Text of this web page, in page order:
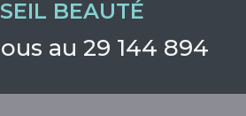
BEAUTÉ
au 29 144 894